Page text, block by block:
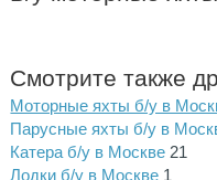
Смотрите также
Моторные яхты б/у в
Парусные яхты б/у в
Катера б/у в Москве 21
Лодки б/у в Москве 1